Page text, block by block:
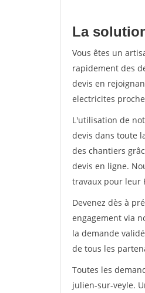
La
Vous êtes un
rapidement des
devis en
electricites
L'utilisation de
devis dans toute
des chantiers
devis en ligne.
travaux pour leur
Devenez dès à
engagement via
la demande
de tous les
Toutes les
julien-sur-veyle.